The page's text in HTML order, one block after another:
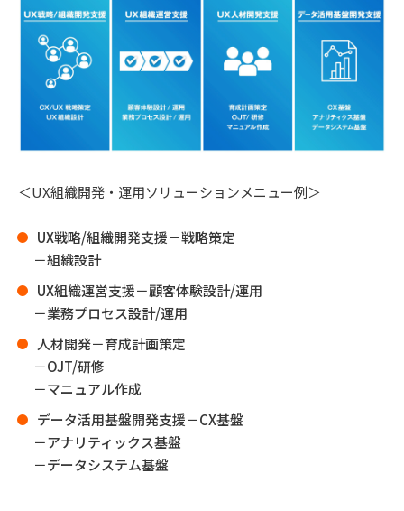
＜UX組織開発・運用ソリューションメニュー例＞
UX戦略/組織開発支援－戦略策定
－組織設計
UX組織運営支援－顧客体験設計/運用
－業務プロセス設計/運用
人材開発－育成計画策定
－OJT/研修
－マニュアル作成
データ活用基盤開発支援－CX基盤
－アナリティックス基盤
－データシステム基盤